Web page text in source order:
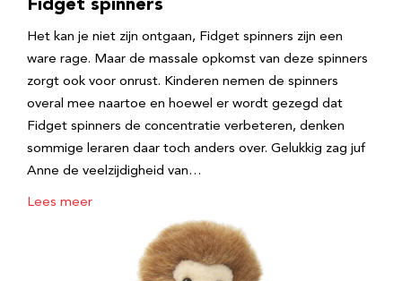
Fidget spinners
Het kan je niet zijn ontgaan, Fidget spinners zijn een
ware rage. Maar de massale opkomst van deze spinners
zorgt ook voor onrust. Kinderen nemen de spinners
overal mee naartoe en hoewel er wordt gezegd dat
Fidget spinners de concentratie verbeteren, denken
sommige leraren daar toch anders over. Gelukkig zag juf
Anne de veelzijdigheid van…
Lees meer